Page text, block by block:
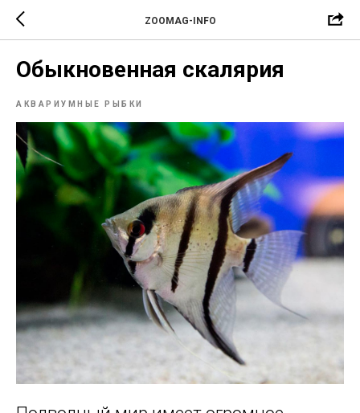
ZOOMAG-INFO
Обыкновенная скалярия
АКВАРИУМНЫЕ РЫБКИ